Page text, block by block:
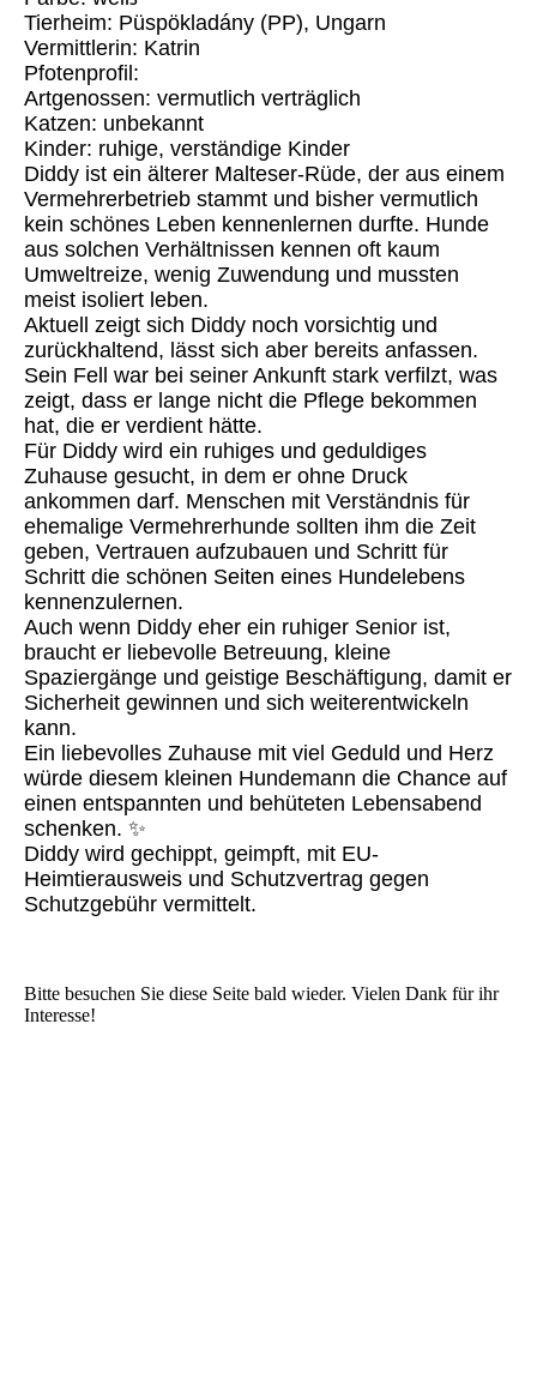
Tierheim: Püspökladány (PP), Ungarn
Vermittlerin: Katrin
Pfotenprofil:
Artgenossen: vermutlich verträglich
Katzen: unbekannt
Kinder: ruhige, verständige Kinder
Diddy ist ein älterer Malteser-Rüde, der aus einem
Vermehrerbetrieb stammt und bisher vermutlich
kein schönes Leben kennenlernen durfte. Hunde
aus solchen Verhältnissen kennen oft kaum
Umweltreize, wenig Zuwendung und mussten
meist isoliert leben.
Aktuell zeigt sich Diddy noch vorsichtig und
zurückhaltend, lässt sich aber bereits anfassen.
Sein Fell war bei seiner Ankunft stark verfilzt, was
zeigt, dass er lange nicht die Pflege bekommen
hat, die er verdient hätte.
Für Diddy wird ein ruhiges und geduldiges
Zuhause gesucht, in dem er ohne Druck
ankommen darf. Menschen mit Verständnis für
ehemalige Vermehrerhunde sollten ihm die Zeit
geben, Vertrauen aufzubauen und Schritt für
Schritt die schönen Seiten eines Hundelebens
kennenzulernen.
Auch wenn Diddy eher ein ruhiger Senior ist,
braucht er liebevolle Betreuung, kleine
Spaziergänge und geistige Beschäftigung, damit er
Sicherheit gewinnen und sich weiterentwickeln
kann.
Ein liebevolles Zuhause mit viel Geduld und Herz
würde diesem kleinen Hundemann die Chance auf
einen entspannten und behüteten Lebensabend
schenken. ✨
Diddy wird gechippt, geimpft, mit EU-
Heimtierausweis und Schutzvertrag gegen
Schutzgebühr vermittelt.
Bitte besuchen Sie diese Seite bald wieder. Vielen Dank für ihr
Interesse!